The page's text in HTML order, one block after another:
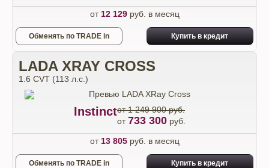
от 12 129руб. в месяц
Обменять по TRADE in Купить в кредит
LADA XRAY CROSS
1.6 CVT (113 л.с.)
Instinctот 1 249 900 руб.
от733 300 руб.
от 13 805руб. в месяц
Обменять по TRADE in Купить в кредит